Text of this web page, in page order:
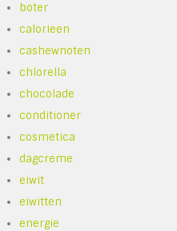
boter
calorieen
cashewnoten
chlorella
chocolade
conditioner
cosmetica
dagcreme
eiwit
eiwitten
energie